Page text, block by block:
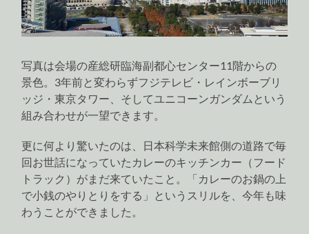
写真は会場の産総研臨海副都心センター11階からの
景色。3年前と変わらずフジテレビ・レインボーブリ
ッジ・東京タワー、そしてユニコーンガンダムという
組み合わせが一望できます。
更に何より驚いたのは、日本科学未来館側の道路で毎
回お世話になっていたカレーのキッチンカー（フード
トラック）がまだ来ていたこと。「カレーのお鍋の上
で小銭のやりとりをする」というスリルを、今年も味
わうことができました。